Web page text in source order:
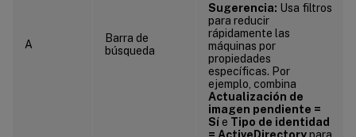
A
Barra de
búsqueda
Sugerencia: Usa filtros
para reducir
rápidamente las
máquinas por
propiedades
específicas. Por
ejemplo, combina
Actualización de
imagen pendiente =
Síe Tipo de identidad
= ActiveDirectorypara